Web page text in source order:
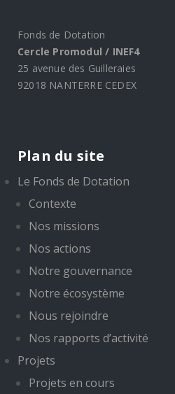
Fonds de Dotation
Cercle Promodul / INEF4
25 avenue des Guilleraies
92018 NANTERRE CEDEX
Plan du site
Le Fonds de Dotation
Contexte
Nos missions
Nos actions
Notre gouvernance
Notre écosystème
Nous rejoindre
Nos rapports d’activité
Projets
Projets en cours